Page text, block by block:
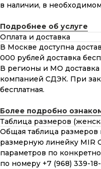
в наличии, в
Подробнее об услуге
Оплата и доставка
В Москве доступна
000 рублей доставка
В регионы и МО доставка
компанией СДЭК. При
бесплатная.
Более подробно
Таблица размеров
Общая таблица размеров
размерную линейку MIR
параметров по
по номеру +7 (968) 339-